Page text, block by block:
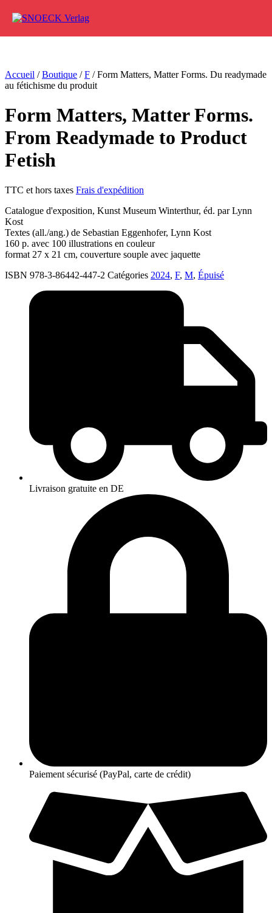
Accueil /Boutique /F / Form Matters, Matter Forms. Du readymade
au fétichisme du produit
Form Matters, Matter Forms.
From Readymade to Product
Fetish
TTC et hors taxes Frais d'expédition
Catalogue d'exposition, Kunst Museum Winterthur, éd. par Lynn
Kost
Textes (all./ang.) de Sebastian Eggenhofer, Lynn Kost
160 p. avec 100 illustrations en couleur
format 27 x 21 cm, couverture souple avec jaquette
ISBN 978-3-86442-447-2 Catégories 2024, F, M, Épuisé
Livraison gratuite en DE
Paiement sécurisé (PayPal, carte de crédit)